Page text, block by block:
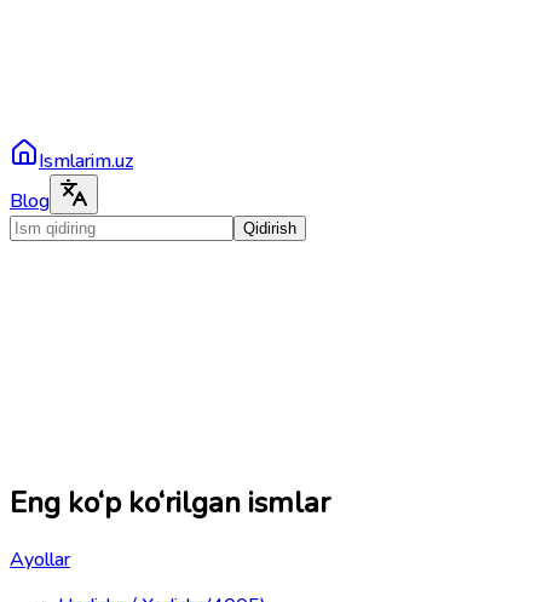
Ismlarim.uz
Blog
Qidirish
Eng ko‘p ko‘rilgan ismlar
Ayollar